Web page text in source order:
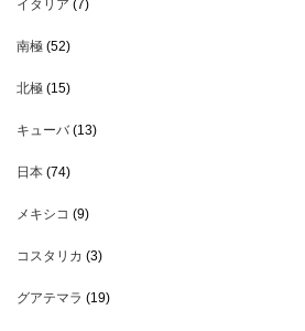
イタリア (7)
南極 (52)
北極 (15)
キューバ(13)
日本 (74)
メキシコ (9)
コスタリカ (3)
グアテマラ (19)